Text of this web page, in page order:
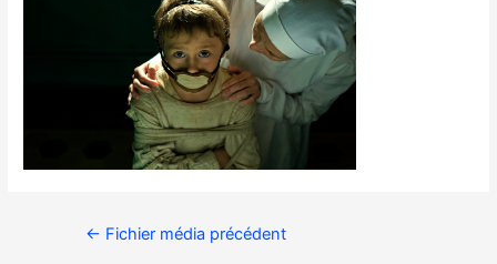
← Fichier média précédent